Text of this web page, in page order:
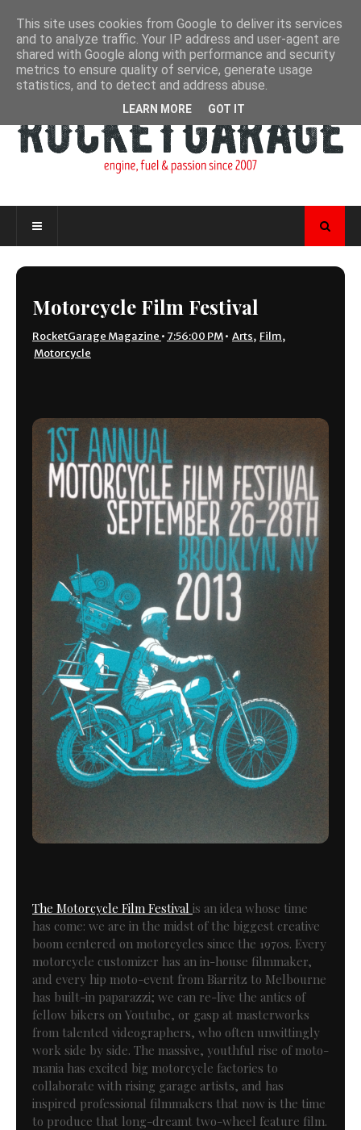
Motorcycle Film Festival
RocketGarage Magazine • 7:56:00 PM• Arts, Film,
Motorcycle
The Motorcycle Film Festival is an idea whose time
has come: we are in the midst of the biggest creative
boom centered on motorcycles since the 1970s. Every
motorcycle customizer has an in-house filmmaker,
and every hip moto-event from Biarritz to Melbourne
has built-in paparazzi; we can re-live the antics of
fellow bikers on Youtube, or gasp at masterworks
from talented videographers, who often unwittingly
work side by side. The massive, youthful rise of moto-
mania has excited big motorcycle factories to
collaborate with rising garage artists, and has
inspired professional filmmakers that now is the time
to produce that long-dreamt two-wheel feature film.
This site uses cookies from Google to deliver its services
and to analyze traffic. Your IP address and user-agent are
shared with Google along with performance and security
metrics to ensure quality of service, generate usage
statistics, and to detect and address abuse.
LEARN MORE GOT IT